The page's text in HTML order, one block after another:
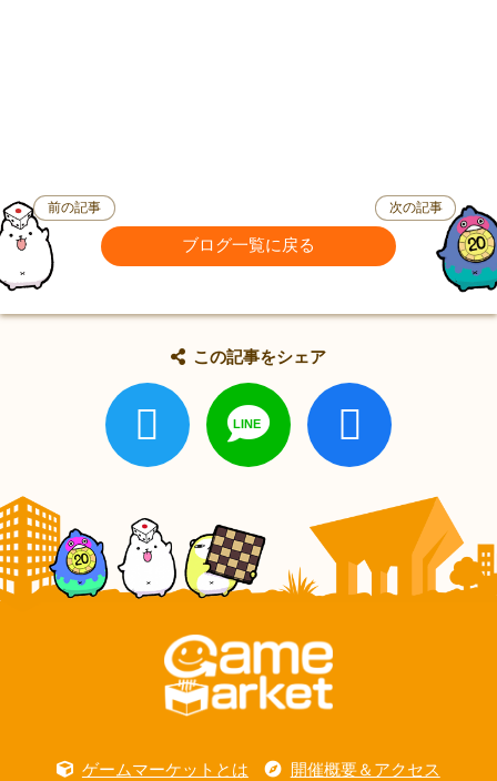
前の記事
ブログ一覧に戻る
次の記事
この記事をシェア
ゲームマーケットとは 開催概要＆アクセス